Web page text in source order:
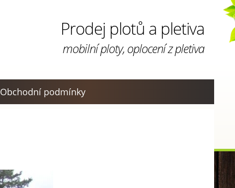
Prodej plotů a pletiva
mobilní ploty, oplocení z pletiva
Obchodní podmínky